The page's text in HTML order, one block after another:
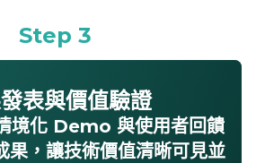
Step 3
表與價值驗證
境化Demo 與使用者回饋
果，讓技術價值清晰可見並